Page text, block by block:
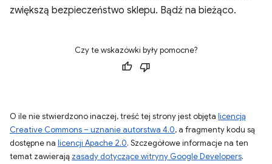
zwiększą bezpieczeństwo sklepu. Bądź na bieżąco.
Czy te wskazówki były pomocne?
O ile nie stwierdzono inaczej, treść tej strony jest objęta licencją
Creative Commons – uznanie autorstwa 4.0, a fragmenty kodu są
dostępne na licencji Apache 2.0. Szczegółowe informacje na ten
temat zawierają zasady dotyczące witryny Google Developers.